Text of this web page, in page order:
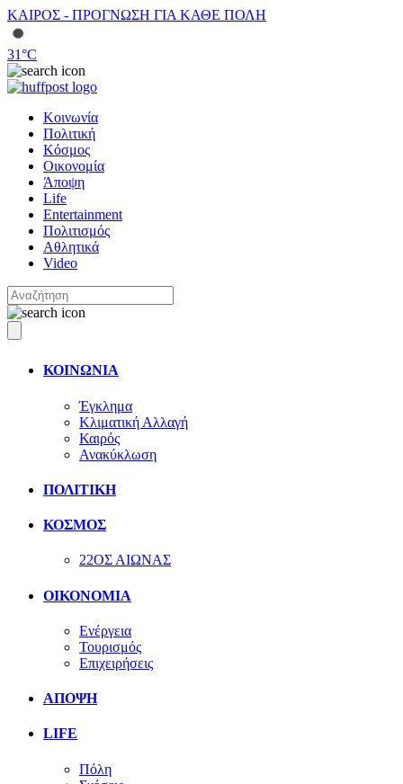
ΚΑΙΡΟΣ - ΠΡΟΓΝΩΣΗ ΓΙΑ ΚΑΘΕ ΠΟΛΗ
31°C
Κοινωνία
Πολιτική
Κόσμος
Οικονομία
Άποψη
Life
Entertainment
Πολιτισμός
Αθλητικά
Video
ΚΟΙΝΩΝΙΑ
Έγκλημα
Κλιματική Αλλαγή
Καιρός
Ανακύκλωση
ΠΟΛΙΤΙΚΗ
ΚΟΣΜΟΣ
22ΟΣ ΑΙΩΝΑΣ
ΟΙΚΟΝΟΜΙΑ
Ενέργεια
Τουρισμός
Επιχειρήσεις
ΑΠΟΨΗ
LIFE
Πόλη